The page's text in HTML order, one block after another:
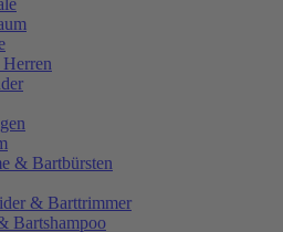
Herren
& Bartbürsten
& Barttrimmer
Bartshampoo